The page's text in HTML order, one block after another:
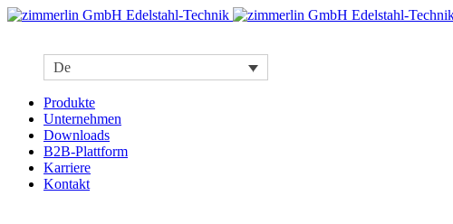
De
Produkte
Unternehmen
Downloads
B2B-Plattform
Karriere
Kontakt